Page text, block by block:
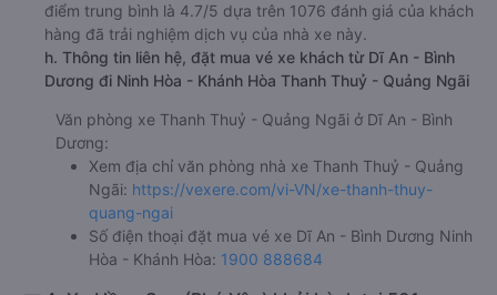
điểm trung bình là 4.7/5 dựa trên 1076 đánh giá của khách
hàng đã trải nghiệm dịch vụ của nhà xe này.
h. Thông tin liên hệ, đặt mua vé xe khách từ Dĩ An - Bình
Dương đi Ninh Hòa - Khánh Hòa Thanh Thuỷ - Quảng Ngãi
Văn phòng xe Thanh Thuỷ - Quảng Ngãi ở Dĩ An - Bình
Dương:
Xem địa chỉ văn phòng nhà xe Thanh Thuỷ - Quảng
Ngãi: https://vexere.com/vi-VN/xe-thanh-thuy-
quang-ngai
Số điện thoại đặt mua vé xe Dĩ An - Bình Dương Ninh
Hòa - Khánh Hòa: 1900 888684